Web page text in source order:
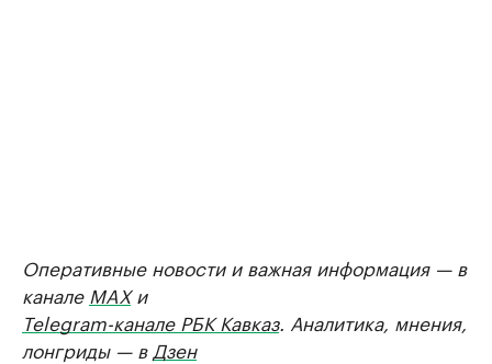
Оперативные новости и важная информация — в
канале MAXи
Telegram-канале РБК Кавказ. Аналитика, мнения,
лонгриды — в Дзен